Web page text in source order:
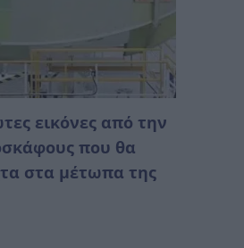
εικόνες από την
που θα
στα μέτωπα της